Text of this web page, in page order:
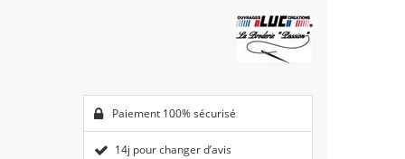
Paiement 100% sécurisé
14j pour changer d’avis